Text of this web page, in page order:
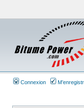
Connexion